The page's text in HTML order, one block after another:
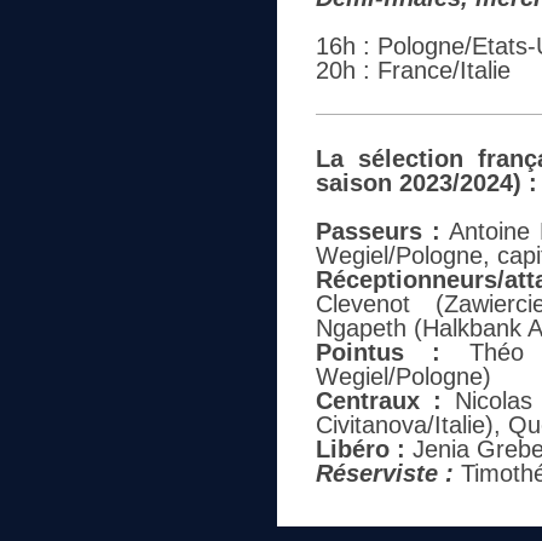
16h : Pologne/Etats-
20h : France/Italie
La sélection
saison 2023/2024) :
Passeurs : Antoine
Wegiel/Pologne,
Réceptionneurs/
Clevenot
Ngapeth (Halkbank
Pointus : Théo
Wegiel/Pologne)
Centraux :
Civitanova/Italie),
Libéro : Jenia
Réserviste :